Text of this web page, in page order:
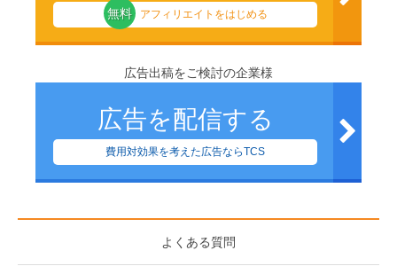
無料 アフィリエイトをはじめる
広告出稿をご検討の企業様
広告を配信する
費用対効果を考えた広告ならTCS
よくある質問